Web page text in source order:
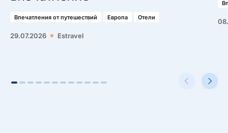
Впечатления от путешествий Европа Отели
29.07.2026 Estravel